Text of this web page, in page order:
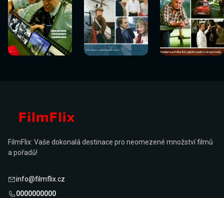
FilmFlix: Vaše dokonalá destinace pro neomezené množství filmů
a pořadů!
info@filmflix.cz
0000000000